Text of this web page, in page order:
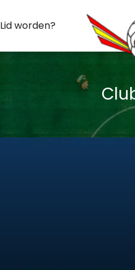
Lid worden?